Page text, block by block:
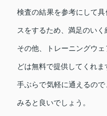
検査の結果を参考にして
スをするため、満足のいく
その他、トレーニングウ
どは無料で提供してくれま
手ぶらで気軽に通えるの
みると良いでしょう。